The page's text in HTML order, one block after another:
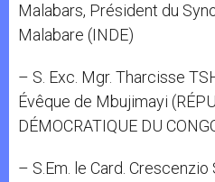
Malabars, Président du
Malabare (INDE)
– S. Exc. Mgr. Tharcisse
Évêque de Mbujimayi
DÉMOCRATIQUE DU
– S.Em. le Card.